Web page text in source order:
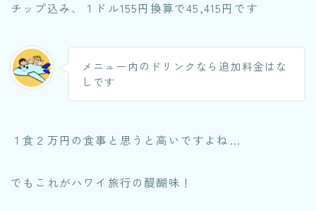
チップ込み、１ドル155円換算で45,415円です
メニュー内のドリンクなら追加料金はな
しです
１食２万円の食事と思うと高いですよね…
でもこれがハワイ旅行の醍醐味！